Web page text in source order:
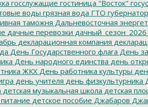
госслужащие гостиница "Восток"
воды грязная вода ГТО губернатор
таможня Дальневосточная
дачные перевозки дачный_сезон_2026
декларационная компания
День Государственного флага День
День народного единства день
ЖКХ День работника культуры
день учителя день физкультурника
детская музыкальная школа детская
детское пособие Джабаров